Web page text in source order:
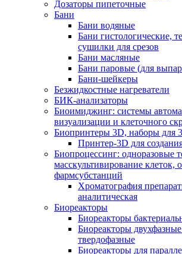
Дозаторы пипеточные
Бани
Бани водяные
Бани гистологические,
сушилки для срезов
Бани масляные
Бани паровые (для
Бани-шейкеры
Безжидкостные нагреватели
БИК-анализаторы
Биоимиджинг: системы
визуализации и клеточного
Биопринтеры 3D, наборы для
Принтер-3D для
Биопроцессинг: одноразовые
масскультивирование клеток,
фармсубстанций
Хроматография
аналитическая
Биореакторы
Биореакторы
Биореакторы
твердофазные
Биореакторы для